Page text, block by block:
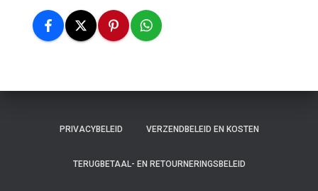
PRIVACYBELEID VERZENDBELEID EN KOSTEN
TERUGBETAAL- EN RETOURNERINGSBELEID